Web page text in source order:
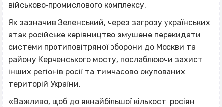
військово‐промислового комплексу.
Як зазначив Зеленський, через загрозу українських
атак російське керівництво змушене перекидати
системи протиповітряної оборони до Москви та
району Керченського мосту, послаблюючи захист
інших регіонів росії та тимчасово окупованих
територій України.
«Важливо, щоб до якнайбільшої кількості росіян